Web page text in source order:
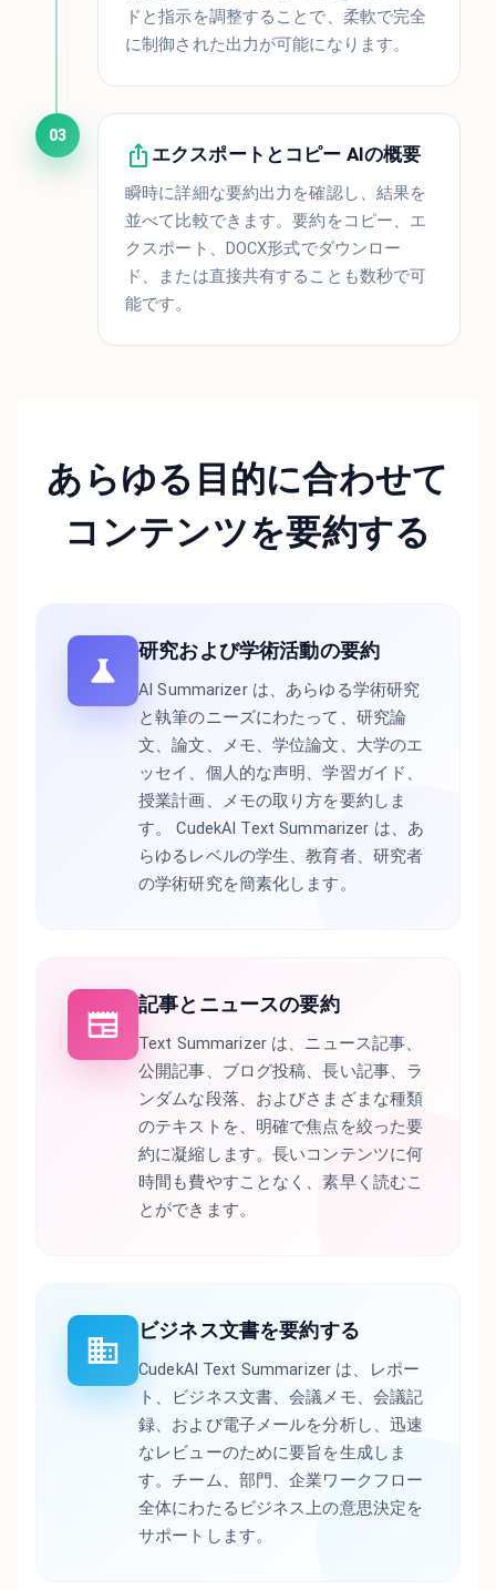
ドと指示を調整することで、柔軟で完全
に制御された出力が可能になります。
03
エクスポートとコピー AIの概要
瞬時に詳細な要約出力を確認し、結果を
並べて比較できます。要約をコピー、エ
クスポート、DOCX形式でダウンロー
ド、または直接共有することも数秒で可
能です。
あらゆる目的に合わせて
コンテンツを要約する
研究および学術活動の要約
AI Summarizer は、あらゆる学術研究
と執筆のニーズにわたって、研究論
文、論文、メモ、学位論文、大学のエ
ッセイ、個人的な声明、学習ガイド、
授業計画、メモの取り方を要約しま
す。 CudekAI Text Summarizer は、あ
らゆるレベルの学生、教育者、研究者
の学術研究を簡素化します。
記事とニュースの要約
Text Summarizer は、ニュース記事、
公開記事、ブログ投稿、長い記事、ラ
ンダムな段落、およびさまざまな種類
のテキストを、明確で焦点を絞った要
約に凝縮します。長いコンテンツに何
時間も費やすことなく、素早く読むこ
とができます。
ビジネス文書を要約する
CudekAI Text Summarizer は、レポー
ト、ビジネス文書、会議メモ、会議記
録、および電子メールを分析し、迅速
なレビューのために要旨を生成しま
す。チーム、部門、企業ワークフロー
全体にわたるビジネス上の意思決定を
サポートします。